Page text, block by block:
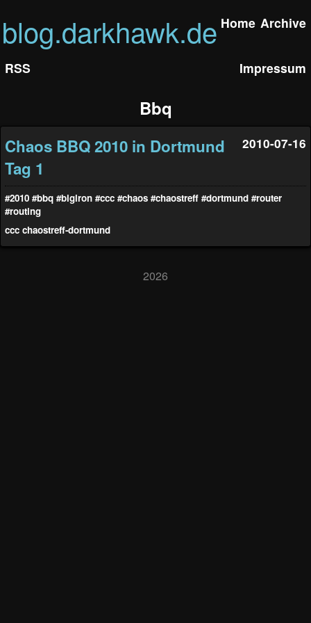
blog.darkhawk.de Home Archive
RSS Impressum
Bbq
Chaos BBQ 2010 in Dortmund
Tag 1
2010-07-16
#2010 #bbq #bigiron #ccc #chaos #chaostreff #dortmund #router
#routing
ccc chaostreff-dortmund
2026